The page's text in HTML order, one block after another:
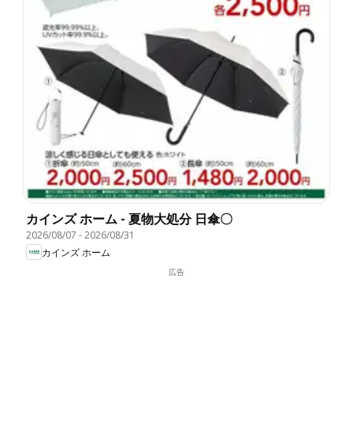
カインズ ホーム - 夏物大処分 日傘〇
2026/08/07 -2026/08/31
カインズ ホーム
広告